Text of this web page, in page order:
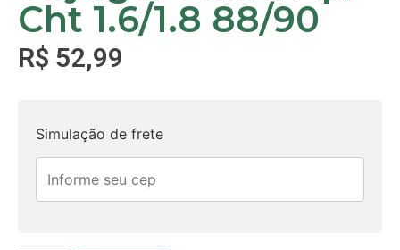
Cht 1.6/1.8 88/90
R$ 52,99
Simulação de frete